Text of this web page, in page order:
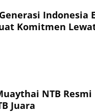
Indonesia
Komitmen
NTB
Juara